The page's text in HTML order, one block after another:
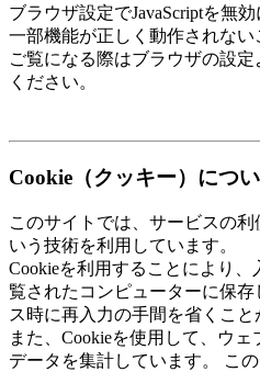
ブラウザ設定でJavaScriptを無
一部機能が正しく動作されない
ご覧になる際はブラウザの設定
ください。
Cookie（クッキー）につ
このサイトでは、サービスの利
いう技術を利用しています。
Cookieを利用することにより
覧されたコンピューターに保
ス時に再入力の手間を省くこと
また、Cookieを使用して、ウ
データを集計しています。 こ